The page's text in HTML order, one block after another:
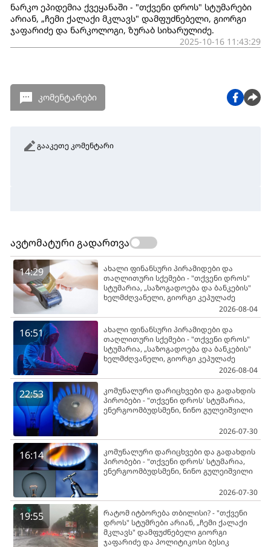
ნარკო ეპიდემია ქვეყანაში - "თქვენი დროს" სტუმარები
არიან, „ჩემი ქალაქი მკლავს" დამფუძნებელი, გიორგი
ჯაფარიძე და ნარკოლოგი, ზურაბ სიხარულიძე.
2025-10-16 11:43:29
კომენტარები
გააკეთე კომენტარი
ავტომატური გადართვა
14:29
ახალი ფინანსური პირამიდები და
თაღლითური სქემები - "თქვენი დროს"
სტუმარია, „საზოგადოება და ბანკების"
ხელმძღვანელი, გიორგი კეპულაძე
2026-08-04
16:51
ახალი ფინანსური პირამიდები და
თაღლითური სქემები - "თქვენი დროს"
სტუმარია, „საზოგადოება და ბანკების"
ხელმძღვანელი, გიორგი კეპულაძე
2026-08-04
22:53
კომუნალური დარიცხვები და გადახდის
პირობები - "თქვენი დროს' სტუმარია,
ენერგოომბუდსმენი, ნინო გულეიშვილი
2026-07-30
16:14
კომუნალური დარიცხვები და გადახდის
პირობები - "თქვენი დროს' სტუმარია,
ენერგოომბუდსმენი, ნინო გულეიშვილი
2026-07-30
19:55
რატომ იტბორება თბილისი? - "თქვენი
დროს" სტუმრები არიან, „ჩემი ქალაქი
მკლავს" დამფუძნებელი გიორგი
ჯაფარიძე და პოლიტიკოსი ბესიკ